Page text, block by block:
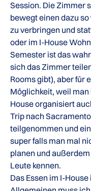
Session. Die Zimmer
bewegt einen dazu
zu verbringen und
oder im I-House
Semester ist das
sich das Zimmer
Rooms gibt), aber für
Möglichkeit, weil
House organisiert
Trip nach
teilgenommen und
super falls man mal
planen und
Leute kennen.
Das Essen im I-